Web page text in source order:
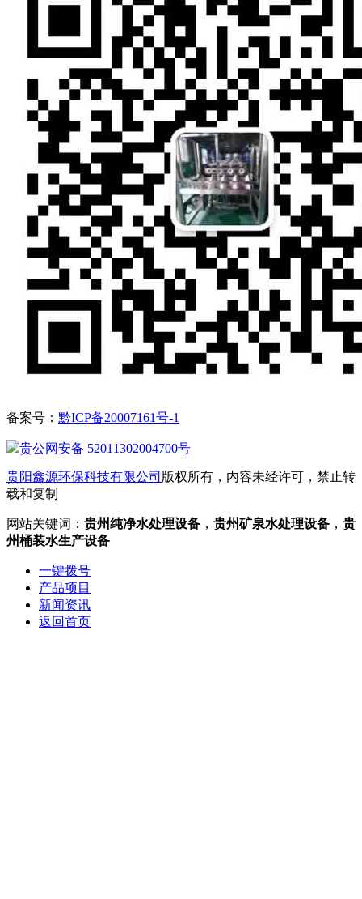
备案号： 黔ICP备20007161号-1
贵公网安备 52011302004700号
贵阳鑫源环保科技有限公司 版权所有，内容未经许可，禁止转
载和复制
网站关键词： 贵州纯净水处理设备 ， 贵州矿泉水处理设备 ， 贵
州桶装水生产设备
一键拨号
产品项目
新闻资讯
返回首页